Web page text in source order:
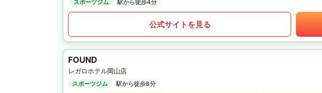
スポーツジム 駅から徒歩4分
公式サイトを見る
FOUND
レガロホテル岡山店
スポーツジム
駅から徒歩8分